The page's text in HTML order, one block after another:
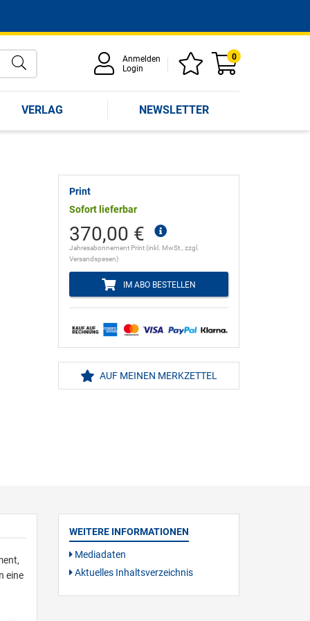
Anmelden
Login
0
VERLAG NEWSLETTER
Print
Sofort lieferbar
370,00 €
Jahresabonnement Print (inkl. MwSt., zzgl.
Versandspesen)
IM ABO BESTELLEN
AUF MEINEN MERKZETTEL
eine
WEITERE INFORMATIONEN
Mediadaten
Aktuelles Inhaltsverzeichnis